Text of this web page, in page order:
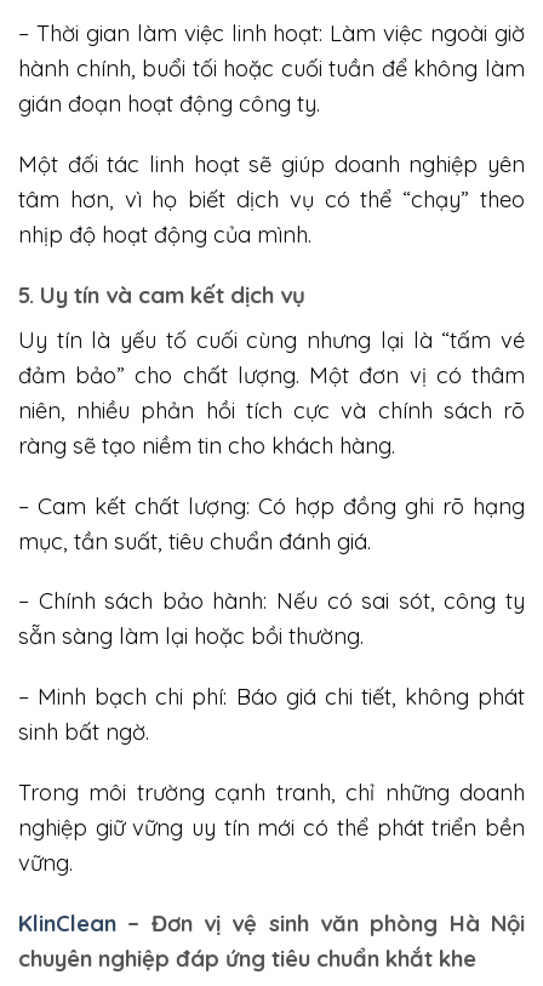
– Thời gian làm việc linh hoạt: Làm việc ngoài giờ
hành chính, buổi tối hoặc cuối tuần để không làm
gián đoạn hoạt động công ty.
Một đối tác linh hoạt sẽ giúp doanh nghiệp yên
tâm hơn, vì họ biết dịch vụ có thể “chạy” theo
nhịp độ hoạt động của mình.
5. Uy tín và cam kết dịch vụ
Uy tín là yếu tố cuối cùng nhưng lại là “tấm vé
đảm bảo” cho chất lượng. Một đơn vị có thâm
niên, nhiều phản hồi tích cực và chính sách rõ
ràng sẽ tạo niềm tin cho khách hàng.
– Cam kết chất lượng: Có hợp đồng ghi rõ hạng
mục, tần suất, tiêu chuẩn đánh giá.
– Chính sách bảo hành: Nếu có sai sót, công ty
sẵn sàng làm lại hoặc bồi thường.
– Minh bạch chi phí: Báo giá chi tiết, không phát
sinh bất ngờ.
Trong môi trường cạnh tranh, chỉ những doanh
nghiệp giữ vững uy tín mới có thể phát triển bền
vững.
KlinClean – Đơn vị vệ sinh văn phòng Hà Nội
chuyên nghiệp đáp ứng tiêu chuẩn khắt khe